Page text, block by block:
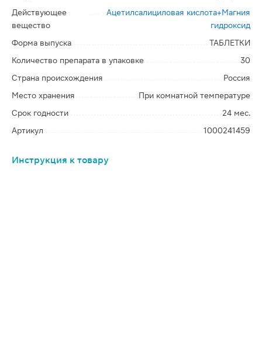
Действующее
вещество
Ацетилсалициловая кислота+Магния
гидроксид
Форма выпуска
ТАБЛЕТКИ
Количество препарата в упаковке
30
Страна происхождения
Россия
Место хранения
При комнатной температуре
Срок годности
24 мес.
Артикул
1000241459
Инструкция к товару